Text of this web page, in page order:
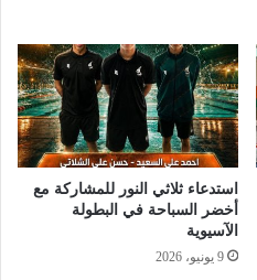
استدعاء ثلاثي النور للمشاركة مع
أخضر السباحة في البطولة
الآسيوية
9 يونيو، 2026